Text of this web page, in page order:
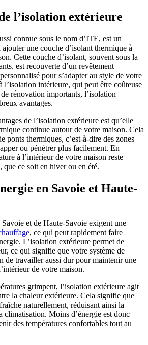
l’isolation extérieure
connue sous le nom d’ITE, est un
une couche d’isolant thermique à
Cette couche d’isolant, souvent sous la
est recouverte d’un revêtement
pour s’adapter au style de votre
l’isolation intérieure, qui peut être coûteuse
rénovation importants, l’isolation
avantages.
de l’isolation extérieure est qu’elle
continue autour de votre maison. Cela
ponts thermiques, c’est-à-dire des zones
ou pénétrer plus facilement. En
à l’intérieur de votre maison reste
que ce soit en hiver ou en été.
en Savoie et Haute-
et de Haute-Savoie exigent une
, ce qui peut rapidement faire
L’isolation extérieure permet de
ce qui signifie que votre système de
de travailler aussi dur pour maintenir une
de votre maison.
grimpent, l’isolation extérieure agit
la chaleur extérieure. Cela signifie que
naturellement, réduisant ainsi la
climatisation. Moins d’énergie est donc
des températures confortables tout au